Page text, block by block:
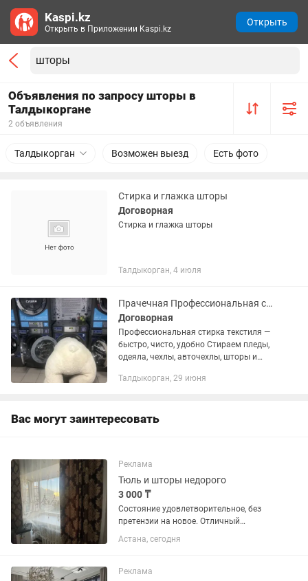
Объявления по запросу шторы в
Талдыкоргане
2 объявления
Талдыкорган Возможен выезд Есть фото
Стирка и глажка шторы
Договорная
Стирка и глажка шторы
Талдыкорган, 4 июля
Прачечная Профессиональная стирка текстиля
Договорная
Профессиональная стирка текстиля —
быстро, чисто, удобно Стираем пледы,
одеяла, чехлы, авточехлы, шторы и
текстиль. Используем
Талдыкорган, 29 июня
Вас могут заинтересовать
Реклама
Тюль и шторы недорого
3 000 ₸
Состояние удовлетворительное, без
претензии на новое. Отличный
бюджетный вариант для съемной
квартиры, дачи, временного жилья или
комплект -3тыс тг .
Астана, сегодня
Реклама
Kaspi.kz
Открыть в Приложении Kaspi.kz
Открыть